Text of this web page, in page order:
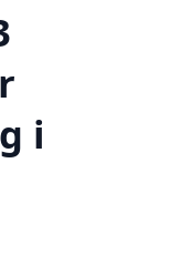
i